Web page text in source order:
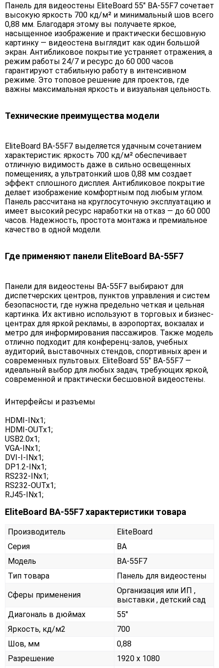
Панель для видеостены EliteBoard 55" BA-55F7 сочетает
высокую яркость 700 кд/м² и минимальный шов всего
0,88 мм. Благодаря этому вы получаете яркое,
насыщенное изображение и практически бесшовную
картинку — видеостена выглядит как один большой
экран. Антибликовое покрытие устраняет отражения, а
режим работы 24/7 и ресурс до 60 000 часов
гарантируют стабильную работу в интенсивном
режиме. Это топовое решение для проектов, где
важны максимальная яркость и визуальная цельность.
Технические преимущества модели
EliteBoard BA-55F7 выделяется удачным сочетанием
характеристик: яркость 700 кд/м² обеспечивает
отличную видимость даже в сильно освещенных
помещениях, а ультратонкий шов 0,88 мм создает
эффект сплошного дисплея. Антибликовое покрытие
делает изображение комфортным под любым углом.
Панель рассчитана на круглосуточную эксплуатацию и
имеет высокий ресурс наработки на отказ — до 60 000
часов. Надежность, простота монтажа и премиальное
качество в одной модели.
Где применяют панели EliteBoard BA-55F7
Панели для видеостены BA-55F7 выбирают для
диспетчерских центров, пунктов управления и систем
безопасности, где нужна предельно четкая и цельная
картинка. Их активно используют в торговых и бизнес-
центрах для яркой рекламы, в аэропортах, вокзалах и
метро для информирования пассажиров. Также модель
отлично подходит для конференц-залов, учебных
аудиторий, выставочных стендов, спортивных арен и
современных пультовых. EliteBoard 55" BA-55F7 —
идеальный выбор для любых задач, требующих яркой,
современной и практически бесшовной видеостены.
Интерфейсы и разъемы
HDMI-INx1;
HDMI-OUTx1;
USB2.0x1;
VGA-INx1;
DVI-I-INx1;
DP1.2-INx1;
RS232-INx1;
RS232-OUTx1;
RJ45-INx1;
EliteBoard BA-55F7 характеристики товара
Производитель
EliteBoard
Серия
BA
Модель
BA-55F7
Тип товара
Панель для видеостены
Сферы применения
Организация или ИП ,
выставки , детский сад
Диагональ в дюймах
55"
Яркость, кд/м2
700
Шов, мм
0,88
Разрешение
1920 x 1080